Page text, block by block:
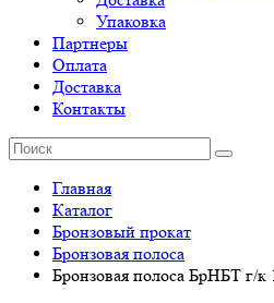
Упаковка
Партнеры
Оплата
Доставка
Контакты
Главная
Каталог
Бронзовый прокат
Бронзовая полоса
Бронзовая полоса БрНБТ г/